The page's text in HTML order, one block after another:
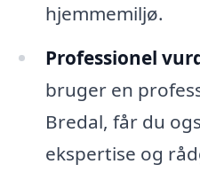
hjemmemiljø.
Professionel
bruger en
Bredal, får du
ekspertise og